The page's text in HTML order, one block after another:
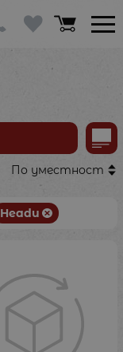
По уместност
Headu